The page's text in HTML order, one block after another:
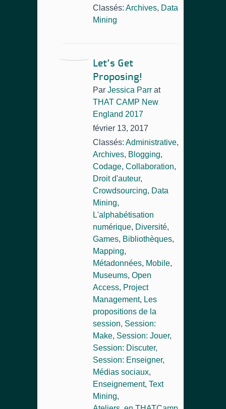
Classés: Archives, Data
Mining
Let’s Get
Proposing!
Par Jessica Parr at
THAT CAMP New
England 2017
février 13, 2017
Classés: Administrative,
Archives, Blogging,
Codage, Collaboration,
Droit d'auteur,
Crowdsourcing, Data
Mining,
L'alphabétisation
numérique, Diversité,
Games, Bibliothèques,
Mapping,
Métadonnées, Mobile,
Museums, Open
Access, Project
Management, Les
propositions de la
session, Session:
Make, Session: Jouer,
Session: Discuter,
Session: Enseigner,
Médias sociaux,
Enseignement, Text
Mining,